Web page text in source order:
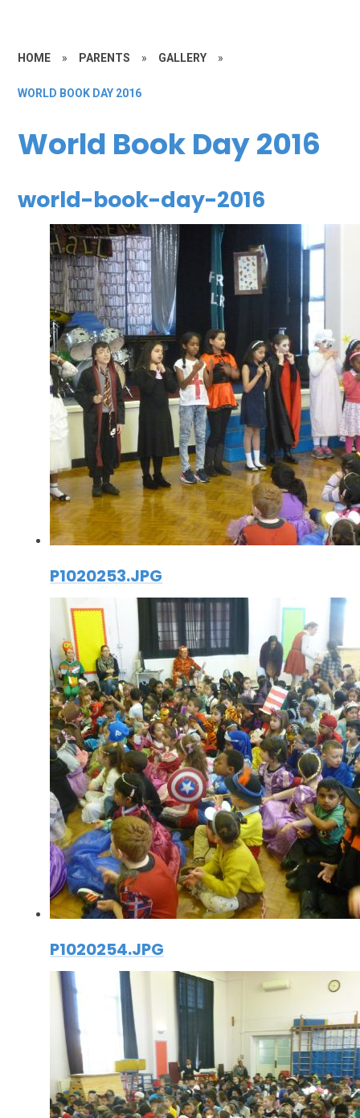
HOME » PARENTS » GALLERY »
WORLD BOOK DAY 2016
World Book Day 2016
world-book-day-2016
P1020253.JPG
P1020254.JPG